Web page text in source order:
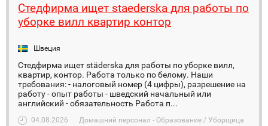
Стедфирма ищет staederska для работы по
уборке вилл квартир контор
Швеция
Стедфирма ищет städerska для работы по уборке вилл,
квартир, контор. Работа только по белому. Наши
требования: - налоговый номер (4 цифры), разрешение на
работу - опыт работы - шведский начальный или
английский - обязательность Работа п...
04.08.2026 Домашний персонал - Образование / Уборщица